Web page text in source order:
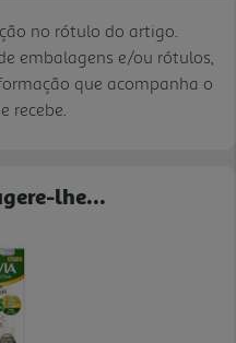
no rótulo do artigo.
embalagens e/ou rótulos,
que acompanha o
recebe.
lhe...